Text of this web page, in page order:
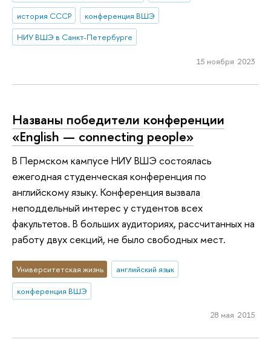
история СССР
конференция ВШЭ
НИУ ВШЭ в Санкт-Петербурге
15 ноября 2023
Названы победители конференции
«English — connecting people»
В Пермском кампусе НИУ ВШЭ состоялась
ежегодная студенческая конференция по
английскому языку. Конференция вызвала
неподдельный интерес у студентов всех
факультетов. В больших аудиториях, рассчитанных на
работу двух секций, не было свободных мест.
Университетская жизнь
английский язык
конференция ВШЭ
28 мая 2015